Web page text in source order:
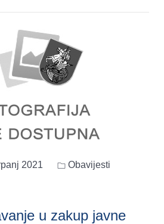
2021 Obavijesti
u zakup javne